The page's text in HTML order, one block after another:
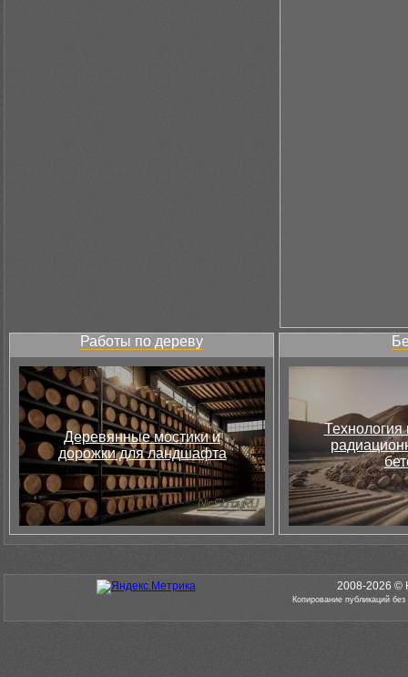
Работы по дереву
Деревянные мостики и
дорожки для ландшафта
Технология
2008-2026 ©
Копирование публикаций